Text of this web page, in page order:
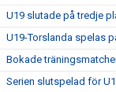
U19 slutade på tredje
U19-Torslanda spelas
Bokade
Serien slutspelad för